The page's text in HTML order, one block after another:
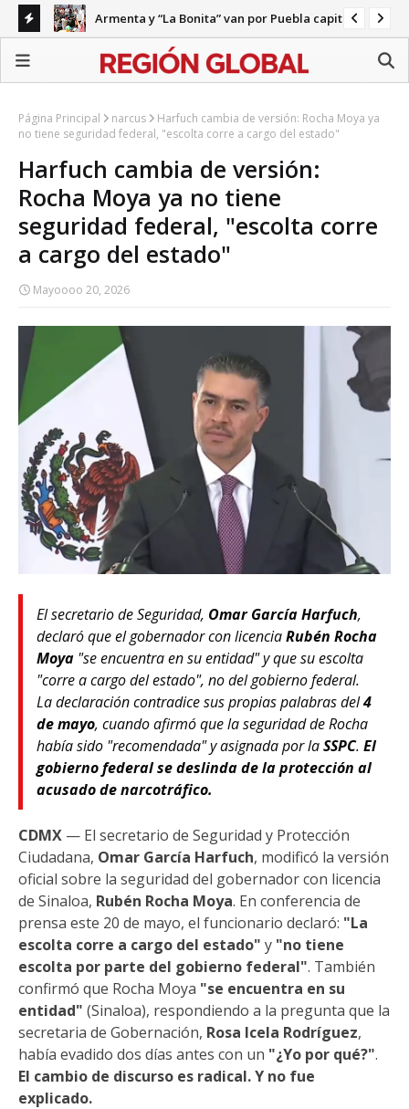
Armenta y “La Bonita” van por Puebla capital
Página Principal narcus
Harfuch cambia de versión: Rocha Moya ya
no tiene seguridad federal, "escolta corre a cargo del estado"
Harfuch cambia de versión:
Rocha Moya ya no tiene
seguridad federal, "escolta corre
a cargo del estado"
Mayoooo 20, 2026
El secretario de Seguridad, Omar García Harfuch,
declaró que el gobernador con licenciaRubén Rocha
Moya "se encuentra en su entidad" y que su escolta
"corre a cargo del estado", no del gobierno federal.
La declaración contradice sus propias palabras del4
de mayo, cuando afirmó que la seguridad de Rocha
había sido "recomendada" y asignada por laSSPC. El
gobierno federal se deslinda de la protección al
acusado de narcotráfico.
CDMX — El secretario de Seguridad y Protección
Ciudadana, Omar García Harfuch, modificó la versión
oficial sobre la seguridad del gobernador con licencia
de Sinaloa, Rubén Rocha Moya. En conferencia de
prensa este 20 de mayo, el funcionario declaró: "La
escolta corre a cargo del estado" y "no tiene
escolta por parte del gobierno federal". También
confirmó que Rocha Moya "se encuentra en su
entidad" (Sinaloa), respondiendo a la pregunta que la
secretaria de Gobernación, Rosa Icela Rodríguez,
había evadido dos días antes con un "¿Yo por qué?".
El cambio de discurso es radical. Y no fue
explicado.